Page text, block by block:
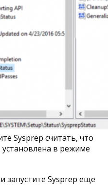
Sysprep считать, что
в режиме
запустите Sysprep еще